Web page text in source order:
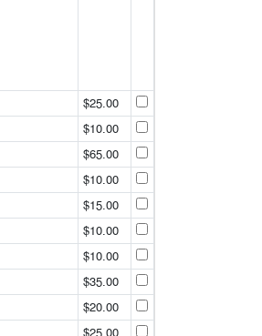
$25.00
$10.00
$65.00
$10.00
$15.00
$10.00
$10.00
$35.00
$20.00
$25.00